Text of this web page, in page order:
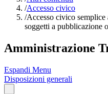
/Accesso civico
/Accesso civico
soggetti a pubblicazione
Amministrazione
Espandi Menu
Disposizioni generali